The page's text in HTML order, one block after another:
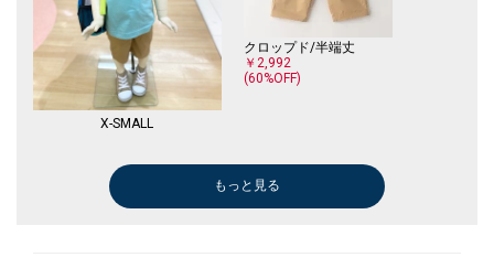
X-SMALL
クロップド/半端丈
￥2,992
(60%OFF)
その他アウター
もっと見る